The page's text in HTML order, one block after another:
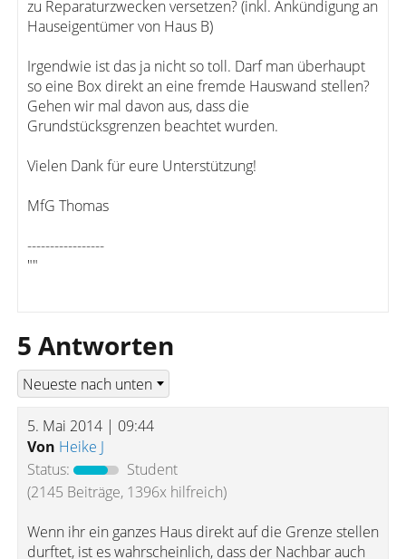
zu Reparaturzwecken versetzen? (inkl. Ankündigung an
Hauseigentümer von Haus B)
Irgendwie ist das ja nicht so toll. Darf man überhaupt
so eine Box direkt an eine fremde Hauswand stellen?
Gehen wir mal davon aus, dass die
Grundstücksgrenzen beachtet wurden.
Vielen Dank für eure Unterstützung!
MfG Thomas
-----------------
""
5 Antworten
5. Mai 2014 | 09:44
Von Heike J
Status:
Student
(2145 Beiträge, 1396x hilfreich)
Wenn ihr ein ganzes Haus direkt auf die Grenze stellen
durftet, ist es wahrscheinlich, dass der Nachbar auch